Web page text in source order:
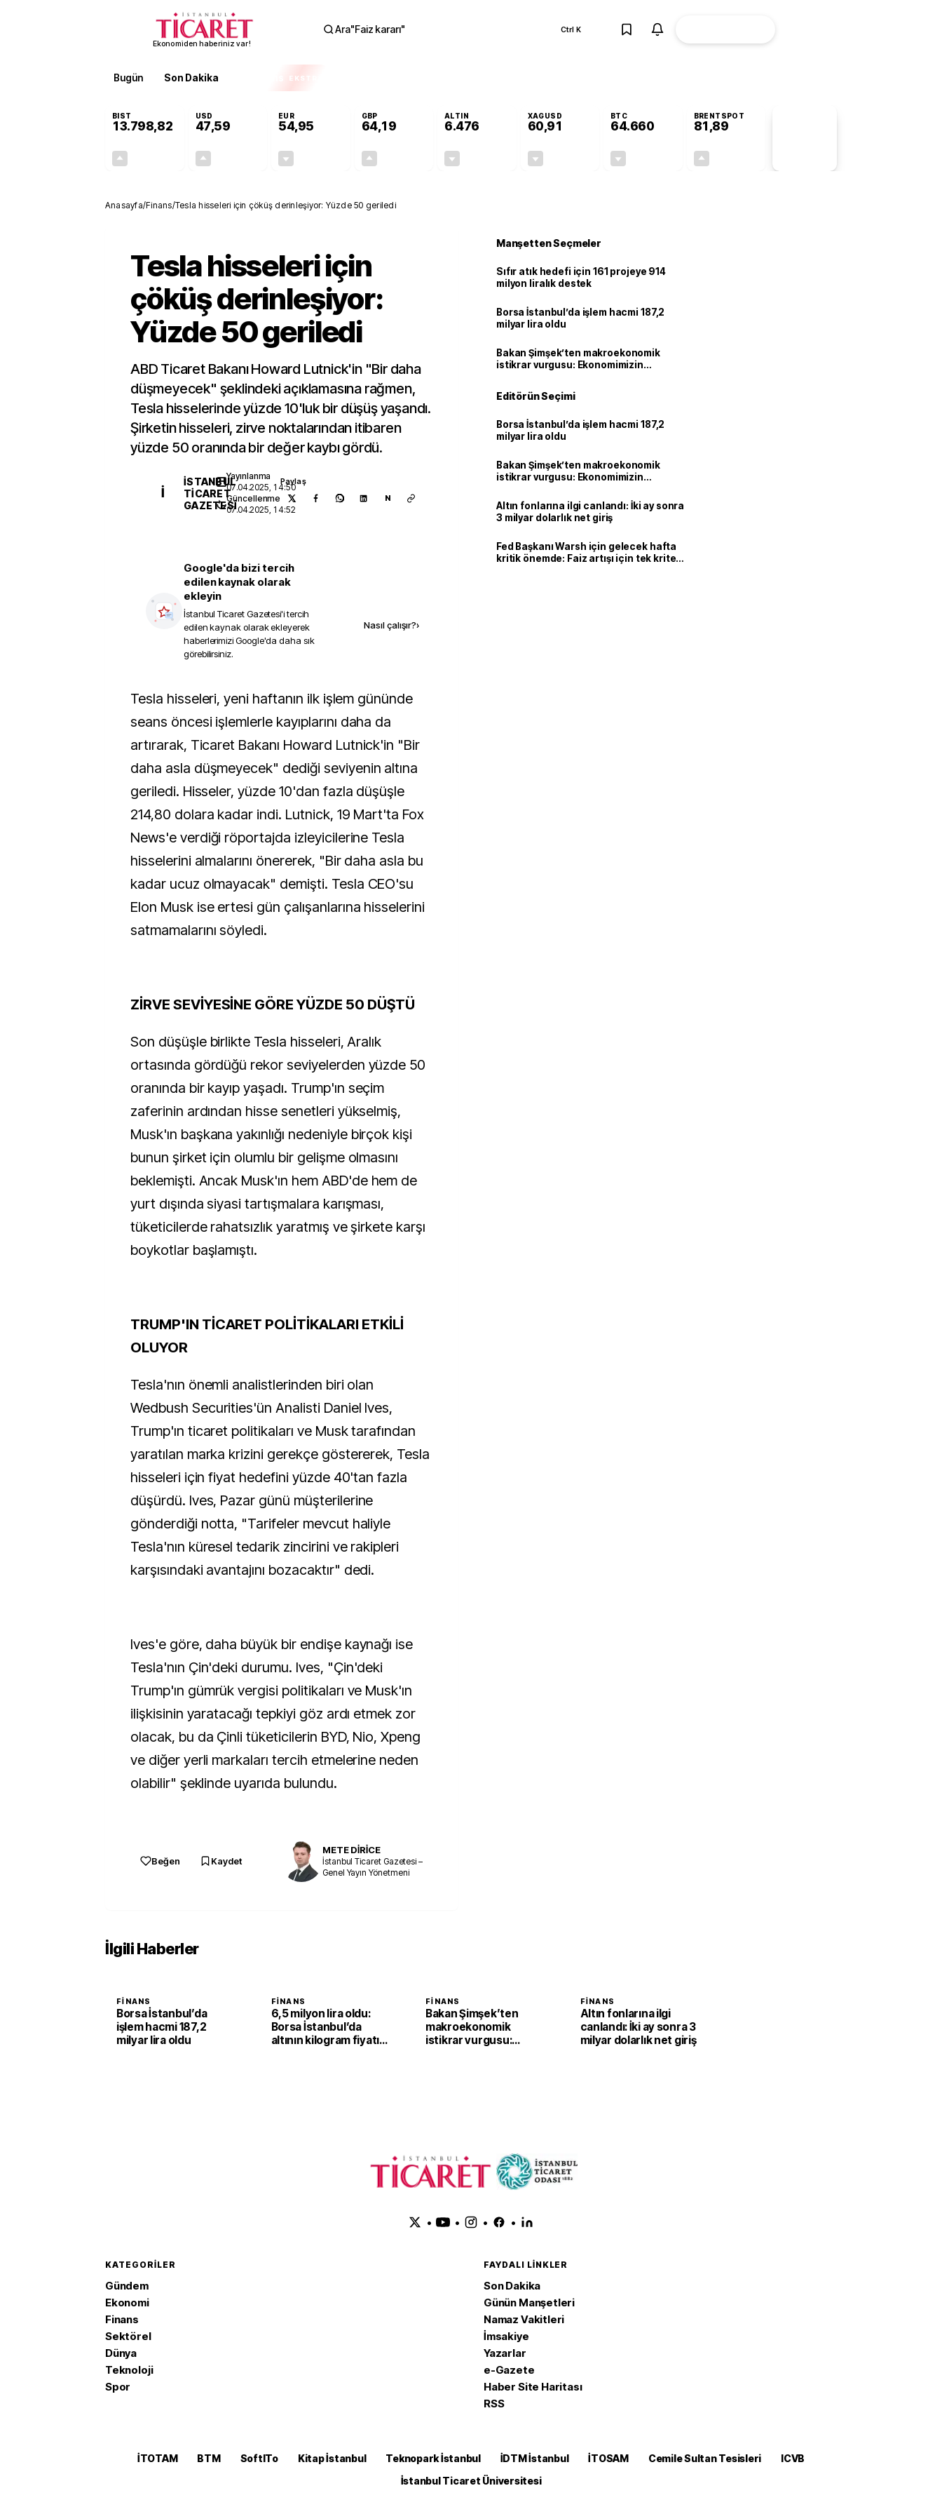
Ekonomiden haberiniz var!
Ara"Faiz kararı" Ctrl K
Bugün Son Dakika EKSTRA
BIST
13.798,82
USD
47,59
EUR
54,95
GBP
64,19
ALTIN
6.476
XAGUSD
60,91
BTC
64.660
BRENTSPOT
81,89
Anasayfa/Finans/Tesla hisseleri için çöküş derinleşiyor: Yüzde 50 geriledi
Tesla hisseleri için
çöküş derinleşiyor:
Yüzde 50 geriledi
ABD Ticaret Bakanı Howard Lutnick'in "Bir daha
düşmeyecek" şeklindeki açıklamasına rağmen,
Tesla hisselerinde yüzde 10'luk bir düşüş yaşandı.
Şirketin hisseleri, zirve noktalarından itibaren
yüzde 50 oranında bir değer kaybı gördü.
İ
İSTANBUL
TICARET
GAZETESI
Yayınlanma
07.04.2025, 14:50
Güncellenme
07.04.2025, 14:52
Paylaş
N
Google'da bizi tercih
edilen kaynak olarak
ekleyin
İstanbul Ticaret Gazetesi'i tercih
edilen kaynak olarak ekleyerek
haberlerimizi Google'da daha sık
görebilirsiniz.
Nasıl çalışır?›
Tesla hisseleri, yeni haftanın ilk işlem gününde
seans öncesi işlemlerle kayıplarını daha da
artırarak, Ticaret Bakanı Howard Lutnick'in "Bir
daha asla düşmeyecek" dediği seviyenin altına
geriledi. Hisseler, yüzde 10'dan fazla düşüşle
214,80 dolara kadar indi. Lutnick, 19 Mart'ta Fox
News'e verdiği röportajda izleyicilerine Tesla
hisselerini almalarını önererek, "Bir daha asla bu
kadar ucuz olmayacak" demişti. Tesla CEO'su
Elon Musk ise ertesi gün çalışanlarına hisselerini
satmamalarını söyledi.
ZİRVE SEVİYESİNE GÖRE YÜZDE 50 DÜŞTÜ
Son düşüşle birlikte Tesla hisseleri, Aralık
ortasında gördüğü rekor seviyelerden yüzde 50
oranında bir kayıp yaşadı. Trump'ın seçim
zaferinin ardından hisse senetleri yükselmiş,
Musk'ın başkana yakınlığı nedeniyle birçok kişi
bunun şirket için olumlu bir gelişme olmasını
beklemişti. Ancak Musk'ın hem ABD'de hem de
yurt dışında siyasi tartışmalara karışması,
tüketicilerde rahatsızlık yaratmış ve şirkete karşı
boykotlar başlamıştı.
TRUMP'IN TİCARET POLİTİKALARI ETKİLİ
OLUYOR
Tesla'nın önemli analistlerinden biri olan
Wedbush Securities'ün Analisti Daniel Ives,
Trump'ın ticaret politikaları ve Musk tarafından
yaratılan marka krizini gerekçe göstererek, Tesla
hisseleri için fiyat hedefini yüzde 40'tan fazla
düşürdü. Ives, Pazar günü müşterilerine
gönderdiği notta, "Tarifeler mevcut haliyle
Tesla'nın küresel tedarik zincirini ve rakipleri
karşısındaki avantajını bozacaktır" dedi.
Ives'e göre, daha büyük bir endişe kaynağı ise
Tesla'nın Çin'deki durumu. Ives, "Çin'deki
Trump'ın gümrük vergisi politikaları ve Musk'ın
ilişkisinin yaratacağı tepkiyi göz ardı etmek zor
olacak, bu da Çinli tüketicilerin BYD, Nio, Xpeng
ve diğer yerli markaları tercih etmelerine neden
olabilir" şeklinde uyarıda bulundu.
Beğen Kaydet
METE DİRİCE
İstanbul Ticaret Gazetesi –
Genel Yayın Yönetmeni
Manşetten Seçmeler
Sıfır atık hedefi için 161 projeye 914
milyon liralık destek
Borsa İstanbul’da işlem hacmi 187,2
milyar lira oldu
Bakan Şimşek’ten makroekonomik
istikrar vurgusu: Ekonomimizin
Editörün Seçimi
Borsa İstanbul’da işlem hacmi 187,2
milyar lira oldu
Bakan Şimşek’ten makroekonomik
istikrar vurgusu: Ekonomimizin
Altın fonlarına ilgi canlandı: İki ay sonra
3 milyar dolarlık net giriş
Fed Başkanı Warsh için gelecek hafta
kritik önemde: Faiz artışı için tek kriter
İlgili Haberler
FINANS
Borsa İstanbul’da
işlem hacmi 187,2
milyar lira oldu
FINANS
6,5 milyon lira oldu:
Borsa İstanbul’da
altının kilogram fiyatı
FINANS
Bakan Şimşek’ten
makroekonomik
istikrar vurgusu:
FINANS
Altın fonlarına ilgi
canlandı: İki ay sonra 3
milyar dolarlık net giriş
• • • •
KATEGORILER
Gündem
Ekonomi
Finans
Sektörel
Dünya
Teknoloji
Spor
FAYDALI LINKLER
Son Dakika
Günün Manşetleri
Namaz Vakitleri
İmsakiye
Yazarlar
e-Gazete
Haber Site Haritası
RSS
İTOTAM BTM SoftITo Kitap İstanbul Teknopark İstanbul İDTM İstanbul İTOSAM Cemile Sultan Tesisleri
ICVB
İstanbul Ticaret Üniversitesi